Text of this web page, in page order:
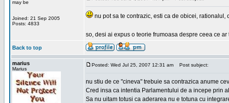
may be
Joined: 21 Sep 2005
Posts: 4833
nu pot sa te contrazic, esti ca de obicei, rationalul,
so, desi ai expus o teorie frumoasa despre ceea ce
Back to top
marius
Marius
Posted: Wed Jul 25, 2007 12:31 am Post subject:
nu stiu de ce "cineva" trebuie sa contrazica anume
Cred insa ca intentia Parlamentului de a incepe prin
Sa nu uitam totusi ca aderarea nu e totuna cu